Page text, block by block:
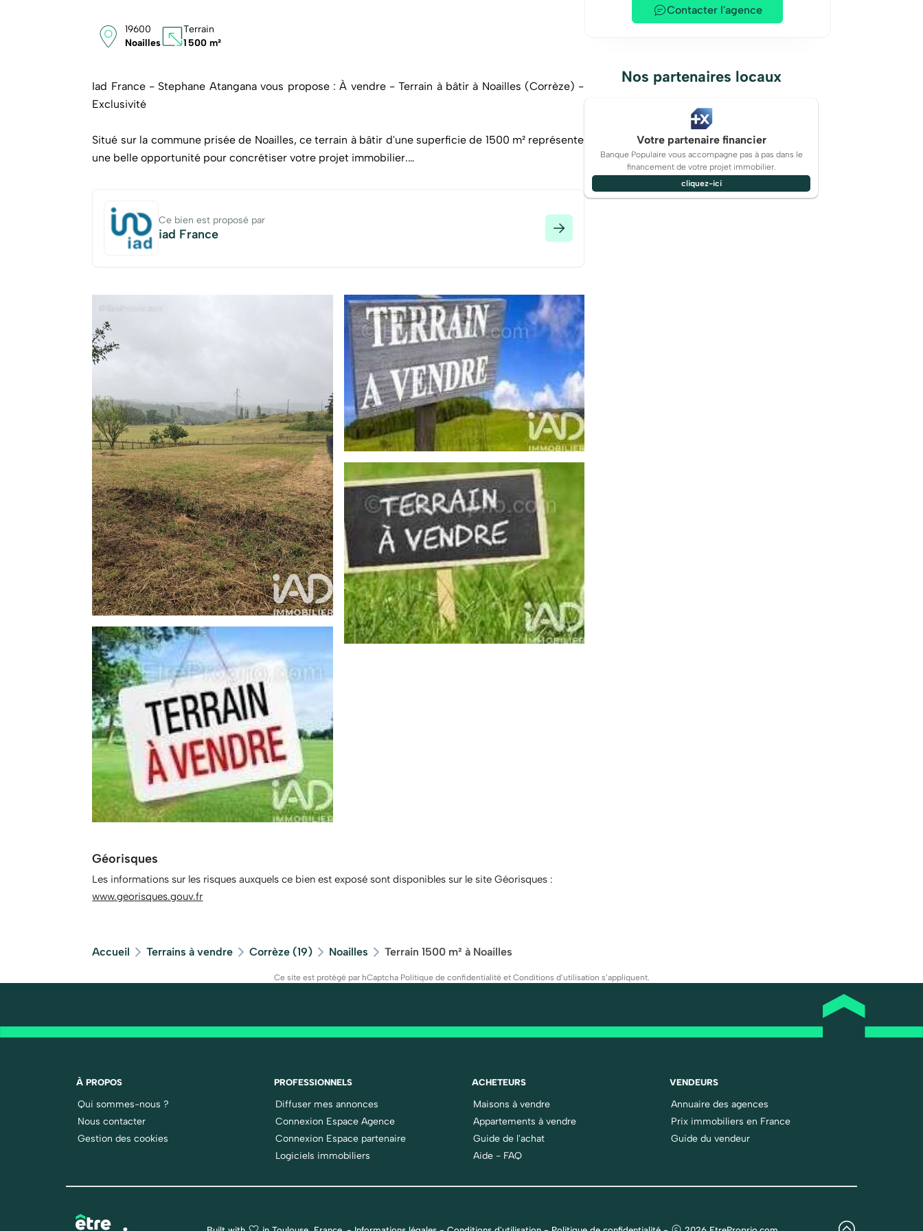
19600
Noailles
Terrain
1 500 m²
Iad France - Stephane Atangana vous propose : À vendre - Terrain à bâtir à Noailles (Corrèze) -
Exclusivité
Situé sur la commune prisée de Noailles, ce terrain à bâtir d'une superficie de 1500 m² représente
une belle opportunité pour concrétiser votre projet immobilier.
Ce terrain avec une pente faible offre des conditions idéales pour la construction, facilitant
l'implantation de votre future maison tout en optimisant les coûts de travaux.
Implanté dans un environnement agréable, au cOEur d'une commune recherchée, il bénéficie d'un
En exclusivité, ce bien rare sur le secteur est à saisir rapidement !
Pour plus d'informations, n'hésitez pas à nous contacter.
Honoraires d'agence à la charge du vendeur.
La présentation d'une pièce d'identité en cours de validité sera demandée à la visite,
conformément à l'article L. 561-5 du Code monétaire et financier. Les informations sur les risques
auxquels ce bien est exposé, y compris l'obligation légale de débroussaillement, sont disponibles
sur le site Géorisques : http://www.georisques.gouv.fr.
La présente annonce immobilière a été rédigée sous la responsabilité éditoriale de M Stephane
Atangana mandataire indépendant en immobilier (sans détention de fonds), agent commercial de
la SAS I@D France immatriculé au RSAC de Brive sous le numéro 420696833, titulaire de la carte
de démarchage immobilier pour le compte de la société I@D France SAS.Informations LOI ALUR :
Honoraires charge vendeur. (gedeon_6727_33043133)
Ce bien est proposé par
iad France
Géorisques
Les informations sur les risques auxquels ce bien est exposé sont disponibles sur le site Géorisques :
www.georisques.gouv.fr
Contacter l'agence
Nos partenaires locaux
Votre partenaire financier
Banque Populaire vous accompagne pas à pas dans le
financement de votre projet immobilier.
cliquez-ici
Accueil Terrains à vendre Corrèze (19) Noailles Terrain 1500 m² à Noailles
Ce site est protégé par hCaptcha Politique de confidentialitéet Conditions d’utilisation s’appliquent.
À PROPOS
Qui sommes-nous ?
Nous contacter
Gestion des cookies
PROFESSIONNELS
Diffuser mes annonces
Connexion Espace Agence
Connexion Espace partenaire
Logiciels immobiliers
ACHETEURS
Maisons à vendre
Appartements à vendre
Guide de l'achat
Aide - FAQ
VENDEURS
Annuaire des agences
Prix immobiliers en France
Guide du vendeur